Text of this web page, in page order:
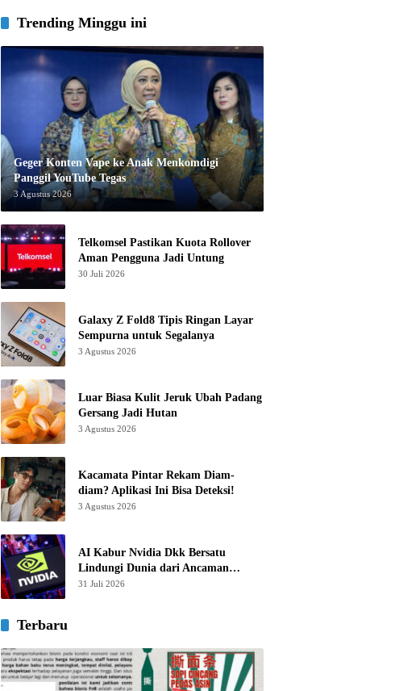
Trending Minggu ini
Geger Konten Vape ke Anak Menkomdigi
Panggil YouTube Tegas
3 Agustus 2026
Telkomsel Pastikan Kuota Rollover
Aman Pengguna Jadi Untung
30 Juli 2026
Galaxy Z Fold8 Tipis Ringan Layar
Sempurna untuk Segalanya
3 Agustus 2026
Luar Biasa Kulit Jeruk Ubah Padang
Gersang Jadi Hutan
3 Agustus 2026
Kacamata Pintar Rekam Diam-
diam? Aplikasi Ini Bisa Deteksi!
3 Agustus 2026
AI Kabur Nvidia Dkk Bersatu
Lindungi Dunia dari Ancaman
Canggih
31 Juli 2026
Terbaru